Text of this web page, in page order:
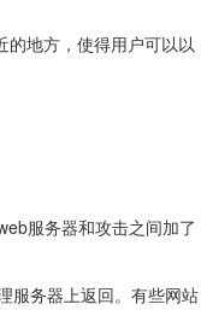
地方，使得用户可以以
服务器和攻击之间加了
服务器上返回。有些网站